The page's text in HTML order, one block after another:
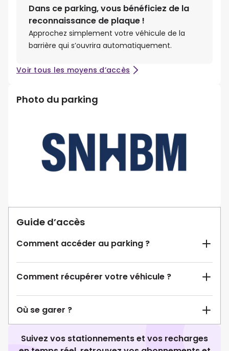
Dans ce parking, vous bénéficiez de la
reconnaissance de plaque !
Approchez simplement votre véhicule de la
barrière qui s’ouvrira automatiquement.
Voir tous les moyens d’accès
Photo du parking
Guide d’accès
Comment accéder au parking ?
Comment récupérer votre véhicule ?
Où se garer ?
Suivez vos stationnements et vos recharges